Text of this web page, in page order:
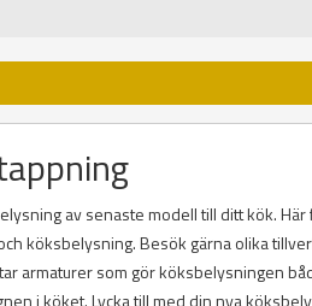
av senaste modell till ditt kök.
köksbelysning. Besök gärna olika
armaturer som gör köksbelysningen
i köket. Lycka till med din nya